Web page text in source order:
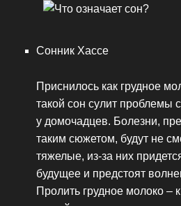
Сонник Хассе
Приснилось как грудное
такой сон сулит проблемы
у домочадцев. Болезни,
таким сюжетом, будут не
тяжелые, из-за них
будущее и предстоят
Пролить грудное молоко –